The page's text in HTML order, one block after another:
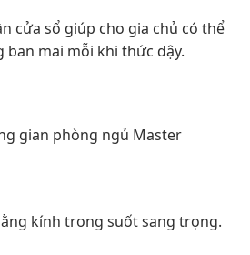
cửa sổ giúp cho gia chủ có thể
ban mai mỗi khi thức dậy.
gian phòng ngủ Master
kính trong suốt sang trọng.